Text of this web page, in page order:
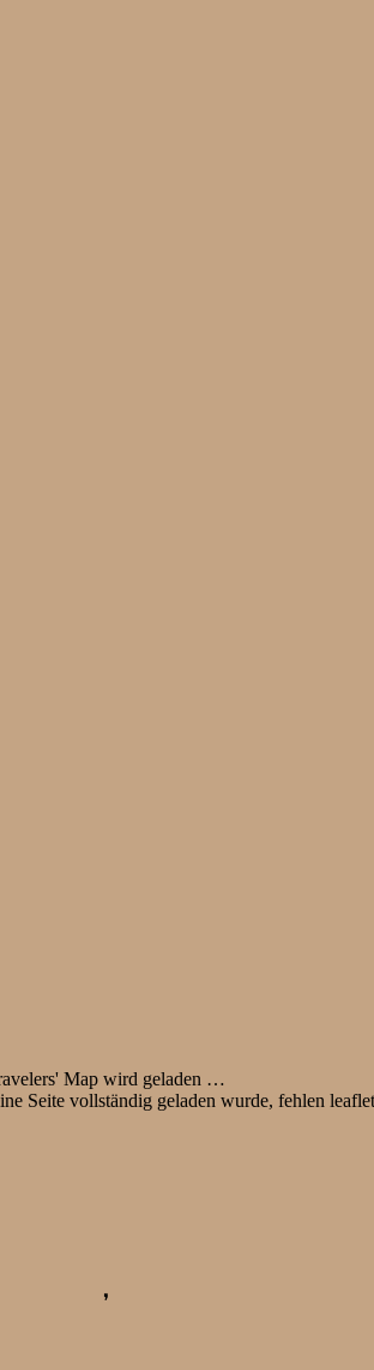
Map wird geladen …
Seite vollständig geladen wurde, fehlen
❜